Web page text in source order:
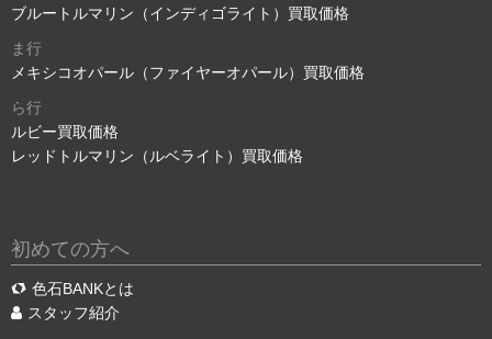
ブルートルマリン（インディゴライト）買取価格
ま行
メキシコオパール（ファイヤーオパール）買取価格
ら行
ルビー買取価格
レッドトルマリン（ルベライト）買取価格
初めての方へ
色石BANKとは
スタッフ紹介